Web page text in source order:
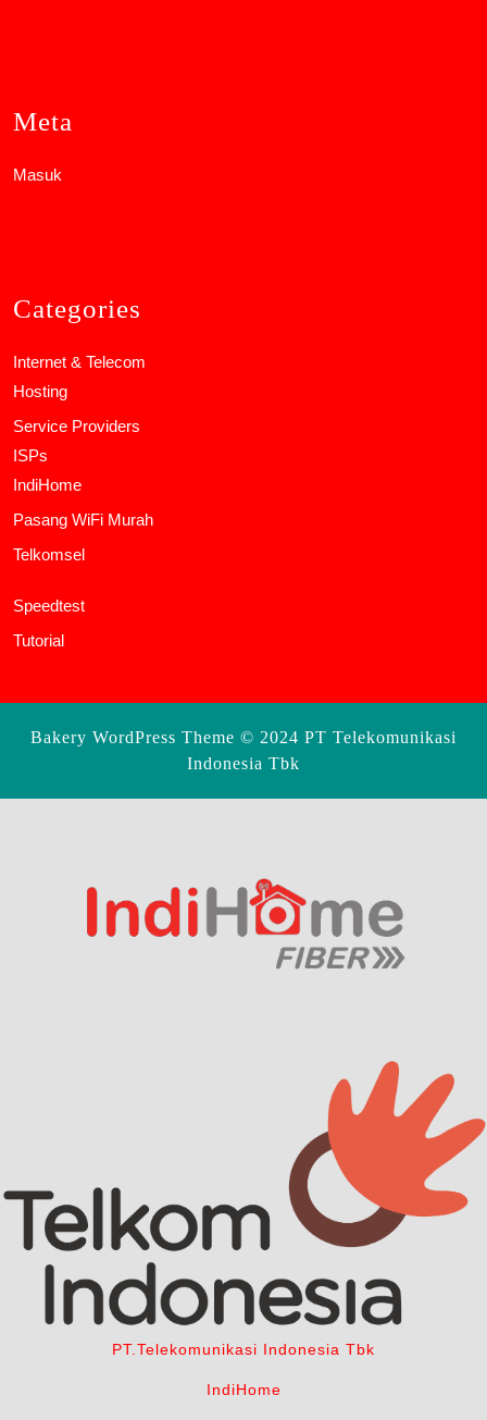
Meta
Masuk
Categories
Internet & Telecom
Hosting
Service Providers
ISPs
IndiHome
Pasang WiFi Murah
Telkomsel
Speedtest
Tutorial
Bakery WordPress Theme © 2024 PT Telekomunikasi
Indonesia Tbk
PT.Telekomunikasi Indonesia Tbk
IndiHome